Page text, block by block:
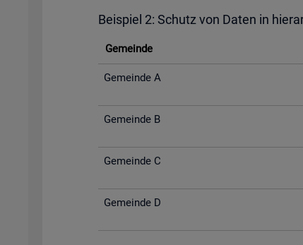
Bei­spiel 2: Schutz von Daten in
Ge­mein­de
Ge­mein­de A
Ge­mein­de B
Ge­mein­de C
Ge­mein­de D